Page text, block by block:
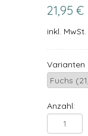
21,95 €
inkl. MwSt.
Varianten
Anzahl: